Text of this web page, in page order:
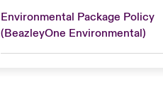
Environmental Package Policy
(BeazleyOne Environmental)